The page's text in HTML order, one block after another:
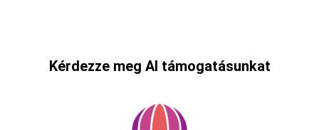
Kérdezze meg AI támogatásunkat